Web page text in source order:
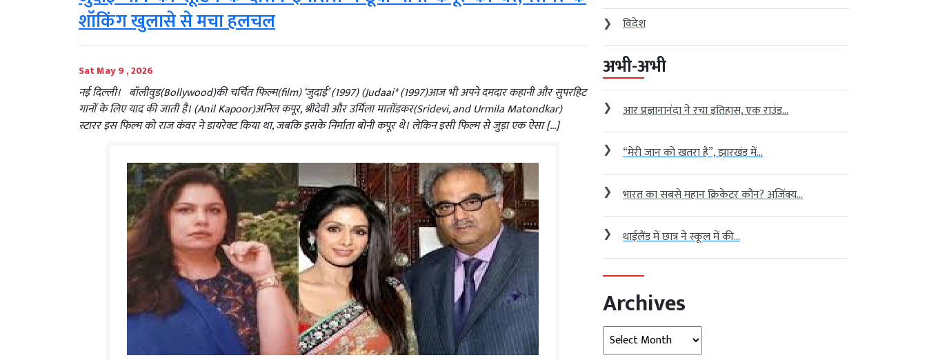
शॉकिंग खुलासे से मचा हलचल
Sat May 9 , 2026
नई दिल्ली। बॉलीवुड(Bollywood)की चर्चित फिल्म(film) ‘जुदाई’ (1997) (Judaai* (1997)आज भी अपने दमदार कहानी और सुपरहिट
गानों के लिए याद की जाती है। (Anil Kapoor)अनिल कपूर, श्रीदेवी और उर्मिला मातोंडकर(Sridevi, and Urmila Matondkar)
स्टारर इस फिल्म को राज कंवर ने डायरेक्ट किया था, जबकि इसके निर्माता बोनी कपूर थे। लेकिन इसी फिल्म से जुड़ा एक ऐसा […]
❯
विदेश
अभी-अभी
❯ आर प्रज्ञानानंदा ने रचा इतिहास, एक राउंड...
❯ “मेरी जान को खतरा है”, झारखंड में...
❯ भारत का सबसे महान क्रिकेटर कौन? अजिंक्य...
❯ थाईलैंड में छात्र ने स्कूल में की...
Archives
Archives